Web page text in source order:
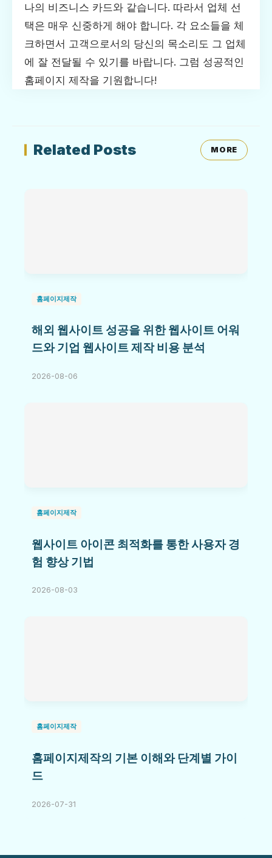
나의 비즈니스 카드와 같습니다. 따라서 업체 선
택은 매우 신중하게 해야 합니다. 각 요소들을 체
크하면서 고객으로서의 당신의 목소리도 그 업체
에 잘 전달될 수 있기를 바랍니다. 그럼 성공적인
홈페이지 제작을 기원합니다!
Related Posts MORE
홈페이지제작
해외 웹사이트 성공을 위한 웹사이트 어워
드와 기업 웹사이트 제작 비용 분석
2026-08-06
홈페이지제작
웹사이트 아이콘 최적화를 통한 사용자 경
험 향상 기법
2026-08-03
홈페이지제작
홈페이지제작의 기본 이해와 단계별 가이
드
2026-07-31